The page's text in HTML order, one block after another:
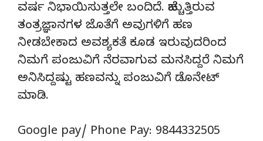
ವರ್ಷ ನಿಭಾಯಿಸುತ್ತಲೇ ಬಂದಿದೆ. ಹೆಚ್ಚುತ್ತಿರುವ
ತಂತ್ರಜ್ಞಾನಗಳ ಜೊತೆಗೆ ಅವುಗಳಿಗೆ ಹಣ
ನೀಡಬೇಕಾದ ಅವಶ್ಯಕತೆ ಕೂಡ ಇರುವುದರಿಂದ
ನಿಮಗೆ ಪಂಜುವಿಗೆ ನೆರವಾಗುವ ಮನಸಿದ್ದರೆ ನಿಮಗೆ
ಅನಿಸಿದ್ದಷ್ಟು ಹಣವನ್ನು ಪಂಜುವಿಗೆ ಡೊನೇಟ್‌
ಮಾಡಿ.
Google pay/ Phone Pay: 9844332505